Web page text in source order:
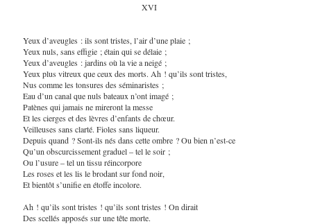
XVI
Yeux d’aveugles : ils sont tristes, l’air d’une plaie ;
Yeux nuls, sans effigie ; étain qui se délaie ;
Yeux d’aveugles : jardins où la vie a neigé ;
Yeux plus vitreux que ceux des morts. Ah ! qu’ils sont tristes,
Nus comme les tonsures des séminaristes ;
Eau d’un canal que nuls bateaux n’ont imagé ;
Patènes qui jamais ne mireront la messe
Et les cierges et des lèvres d’enfants de chœur.
Veilleuses sans clarté. Fioles sans liqueur.
Depuis quand ? Sont-ils nés dans cette ombre ? Ou bien n’est-ce
Qu’un obscurcissement graduel – tel le soir ;
Ou l’usure – tel un tissu réincorpore
Les roses et les lis le brodant sur fond noir,
Et bientôt s’unifie en étoffe incolore.
Ah ! qu’ils sont tristes ! qu’ils sont tristes ! On dirait
Des scellés apposés sur une tête morte.